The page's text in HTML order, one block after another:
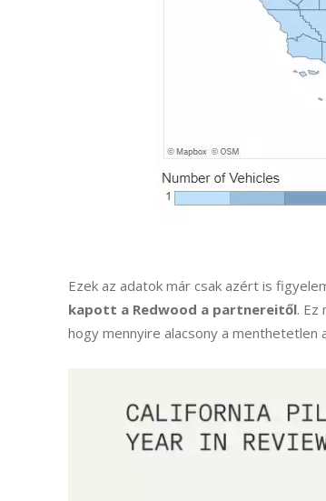
Ezek az adatok már csak azért is
kapott a Redwood a partnereitől. Ez
hogy mennyire alacsony a menthetetlen